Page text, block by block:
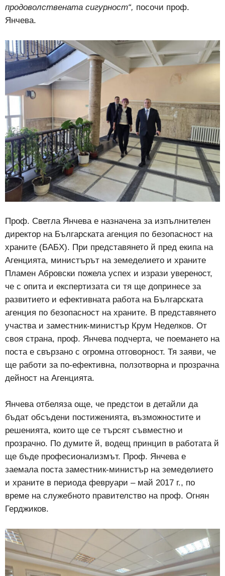
продоволствената сигурност“, посочи проф.
Янчева.
Проф. Светла Янчева е назначена за изпълнителен
директор на Българската агенция по безопасност на
храните (БАБХ). При представянето й пред екипа на
Агенцията, министърът на земеделието и храните
Пламен Абровски пожела успех и изрази увереност,
че с опита и експертизата си тя ще допринесе за
развитието и ефективната работа на Българската
агенция по безопасност на храните. В представянето
участва и заместник-министър Крум Неделков. От
своя страна, проф. Янчева подчерта, че поемането на
поста е свързано с огромна отговорност. Тя заяви, че
ще работи за по-ефективна, ползотворна и прозрачна
дейност на Агенцията.
Янчева отбеляза още, че предстои в детайли да
бъдат обсъдени постиженията, възможностите и
решенията, които ще се търсят съвместно и
прозрачно. По думите й, водещ принцип в работата й
ще бъде професионализмът. Проф. Янчева е
заемала поста заместник-министър на земеделието
и храните в периода февруари – май 2017 г., по
време на служебното правителство на проф. Огнян
Герджиков.